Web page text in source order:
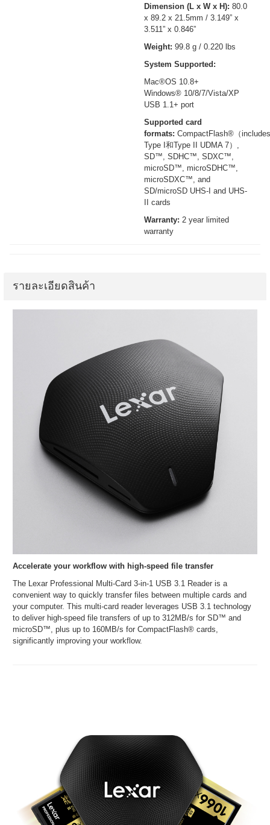
Dimension (L x W x H): 80.0
x 89.2 x 21.5mm / 3.149” x
3.511” x 0.846”
Weight: 99.8 g / 0.220 lbs
System Supported:
Mac®OS 10.8+
Windows® 10/8/7/Vista/XP
USB 1.1+ port
Supported card
formats: CompactFlash®（includes
Type I和Type II UDMA 7）,
SD™, SDHC™, SDXC™,
microSD™, microSDHC™,
microSDXC™, and
SD/microSD UHS-I and UHS-
II cards
Warranty: 2 year limited
warranty
รายละเอียดสินค้า
Accelerate your workflow with high-speed file transfer
The Lexar Professional Multi-Card 3-in-1 USB 3.1 Reader is a
convenient way to quickly transfer files between multiple cards and
your computer. This multi-card reader leverages USB 3.1 technology
to deliver high-speed file transfers of up to 312MB/s for SD™ and
microSD™, plus up to 160MB/s for CompactFlash® cards,
significantly improving your workflow.